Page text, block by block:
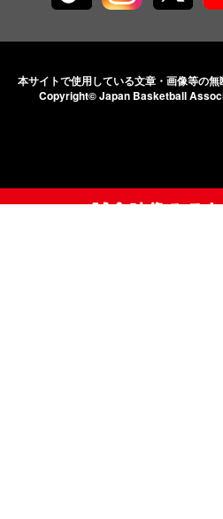
本サイトで使用している文章・画像等の無
Copyright© Japan Basketball